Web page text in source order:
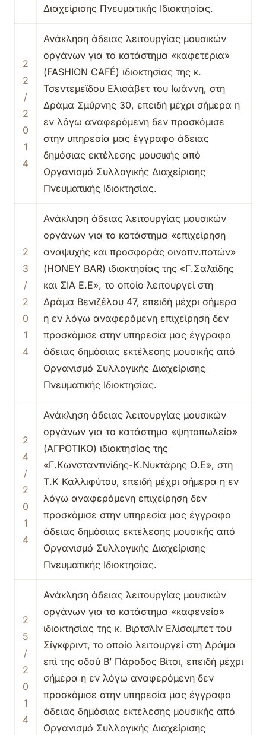
Διαχείρισης Πνευματικής Ιδιοκτησίας.
2
2
/
2
0
1
4
Ανάκληση άδειας λειτουργίας μουσικών
οργάνων για το κατάστημα «καφετέρια»
(FASHION CAFÉ) ιδιοκτησίας της κ.
Τσεντεμεϊδου Ελισάβετ του Ιωάννη, στη
Δράμα Σμύρνης 30, επειδή μέχρι σήμερα η
εν λόγω αναφερόμενη δεν προσκόμισε
στην υπηρεσία μας έγγραφο άδειας
δημόσιας εκτέλεσης μουσικής από
Οργανισμό Συλλογικής Διαχείρισης
Πνευματικής Ιδιοκτησίας.
2
3
/
2
0
1
4
Ανάκληση άδειας λειτουργίας μουσικών
οργάνων για το κατάστημα «επιχείρηση
αναψυχής και προσφοράς οινοπν.ποτών»
(HONEY BAR) ιδιοκτησίας της «Γ.Σαλτίδης
και ΣΙΑ Ε.Ε», το οποίο λειτουργεί στη
Δράμα Βενιζέλου 47, επειδή μέχρι σήμερα
η εν λόγω αναφερόμενη επιχείρηση δεν
προσκόμισε στην υπηρεσία μας έγγραφο
άδειας δημόσιας εκτέλεσης μουσικής από
Οργανισμό Συλλογικής Διαχείρισης
Πνευματικής Ιδιοκτησίας.
2
4
/
2
0
1
4
Ανάκληση άδειας λειτουργίας μουσικών
οργάνων για το κατάστημα «ψητοπωλείο»
(ΑΓΡΟΤΙΚΟ) ιδιοκτησίας της
«Γ.Κωνσταντινίδης-Κ.Νυκτάρης Ο.Ε», στη
Τ.Κ Καλλιφύτου, επειδή μέχρι σήμερα η εν
λόγω αναφερόμενη επιχείρηση δεν
προσκόμισε στην υπηρεσία μας έγγραφο
άδειας δημόσιας εκτέλεσης μουσικής από
Οργανισμό Συλλογικής Διαχείρισης
Πνευματικής Ιδιοκτησίας.
2
5
/
2
0
1
4
Ανάκληση άδειας λειτουργίας μουσικών
οργάνων για το κατάστημα «καφενείο»
ιδιοκτησίας της κ. Βιρτσλίν Ελίσαμπετ του
Σίγκφριντ, το οποίο λειτουργεί στη Δράμα
επί της οδού Β’ Πάροδος Βίτσι, επειδή μέχρι
σήμερα η εν λόγω αναφερόμενη δεν
προσκόμισε στην υπηρεσία μας έγγραφο
άδειας δημόσιας εκτέλεσης μουσικής από
Οργανισμό Συλλογικής Διαχείρισης